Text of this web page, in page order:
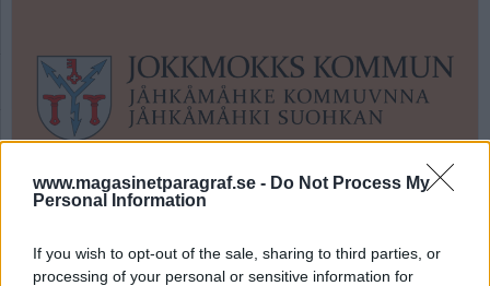
www.magasinetparagraf.se - Do Not Process My
Personal Information
If you wish to opt-out of the sale, sharing to third parties, or
processing of your personal or sensitive information for
Alla behövs i Sverige!